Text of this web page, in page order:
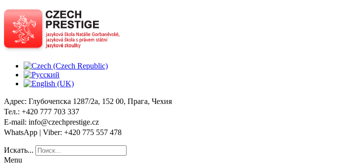
Адрес: Глубочепска 1287/2a, 152 00, Прага, Чехия
Тел.: +420 777 703 337
E-mail: info@czechprestige.cz
WhatsApp | Viber: +420 775 557 478
Искать...
Menu